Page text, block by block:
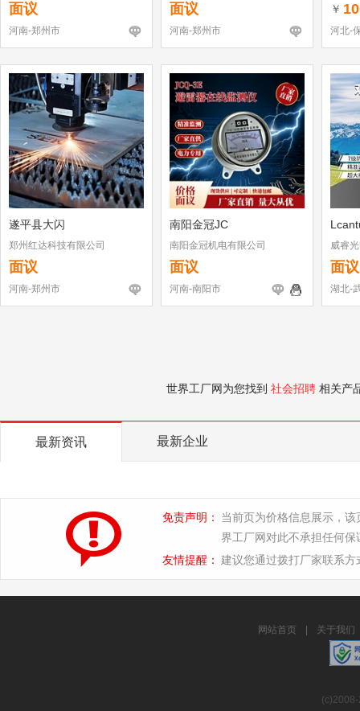
面议
河南-郑州市
面议
河南-郑州市
￥
河北-
遂平县大闪
郑州红达科技有限公司
面议
河南-郑州市
南阳金冠JC
南阳金冠机电有限公司
面议
河南-南阳市
威睿
面议
湖北-
世界工厂网为您找到 社会招聘 相关产
最新资讯 最新企业
免责声明：
当前页为价格信息展示，
界工厂网对此不承担任何保
友情提醒： 建议您通过拨打厂家联系
网站首页 关于我们